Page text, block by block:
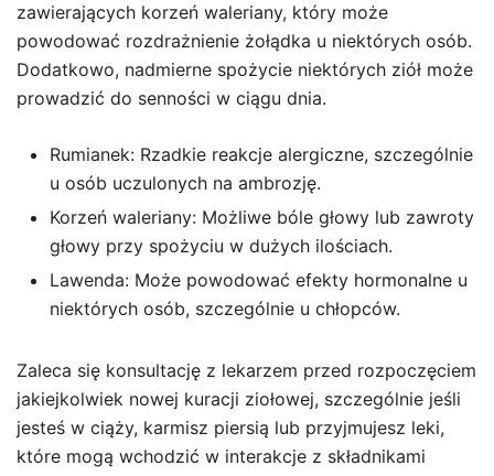
zawierających korzeń waleriany, który może
powodować rozdrażnienie żołądka u niektórych osób.
Dodatkowo, nadmierne spożycie niektórych ziół może
prowadzić do senności w ciągu dnia.
Rumianek: Rzadkie reakcje alergiczne, szczególnie
u osób uczulonych na ambrozję.
Korzeń waleriany: Możliwe bóle głowy lub zawroty
głowy przy spożyciu w dużych ilościach.
Lawenda: Może powodować efekty hormonalne u
niektórych osób, szczególnie u chłopców.
Zaleca się konsultację z lekarzem przed rozpoczęciem
jakiejkolwiek nowej kuracji ziołowej, szczególnie jeśli
jesteś w ciąży, karmisz piersią lub przyjmujesz leki,
które mogą wchodzić w interakcje z składnikami